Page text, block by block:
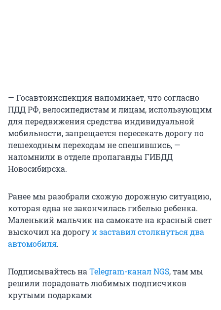
— Госавтоинспекция напоминает, что согласно
ПДД РФ, велосипедистам и лицам, использующим
для передвижения средства индивидуальной
мобильности, запрещается пересекать дорогу по
пешеходным переходам не спешившись, —
напомнили в отделе пропаганды ГИБДД
Новосибирска.
Ранее мы разобрали схожую дорожную ситуацию,
которая едва не закончилась гибелью ребенка.
Маленький мальчик на самокате на красный свет
выскочил на дорогуи заставил столкнуться два
автомобиля.
Подписывайтесь на Telegram-канал NGS, там мы
решили порадовать любимых подписчиков
крутыми подарками